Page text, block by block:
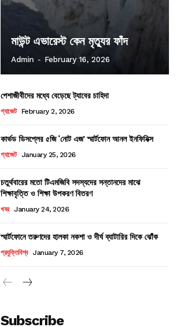
মাউন্ট এভারেস্ট কেন মৃত্যুর ফাঁদ
Admin - February 16, 2026
পেশাজীবীদের মধ্যে বেড়েছে ট্যাবের চাহিদা
গ্যাজেট February 2, 2026
কার্ভড ডিসপ্লের ৫জি ‘নোট এজ’ স্মার্টফোন আনল ইনফিনিক্স
গ্যাজেট January 25, 2026
চতুর্থবারের মতো টিএমজিবি সদস্যদের সন্তানদের মাঝে
শিক্ষাবৃত্তি ও শিক্ষা উপকরণ বিতরণ
খবর January 24, 2026
স্মার্টফোনে তরুণদের হালকা নকশা ও দীর্ঘ ব্যাটারির দিকে ঝোঁক
প্রযুক্তিবিশ্ব January 7, 2026
Subscribe